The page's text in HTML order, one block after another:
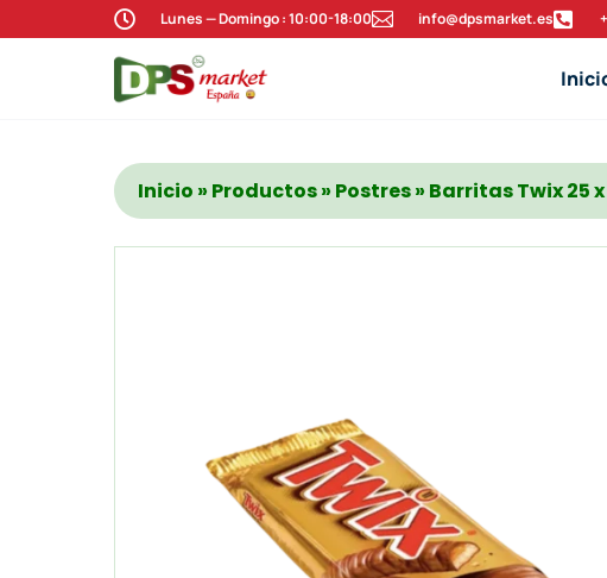
 Lunes — Domingo : 10:00-18:00 info@dpsmarket.es
Inicio » Productos» Postres» Barritas Twix 25